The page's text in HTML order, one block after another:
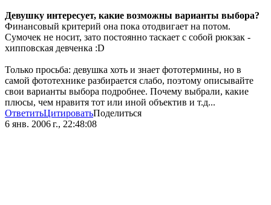
Девушку интересует, какие возможны варианты выбора?
Финансовый критерий она пока отодвигает на потом.
Сумочек не носит, зато постоянно таскает с собой рюкзак -
хипповская девченка :D
Только просьба: девушка хоть и знает фототермины, но в
самой фототехнике разбирается слабо, поэтому описывайте
свои варианты выбора подробнее. Почему выбрали, какие
плюсы, чем нравитя тот или иной объектив и т.д...
ОтветитьЦитироватьПоделиться
6 янв. 2006 г., 22:48:08